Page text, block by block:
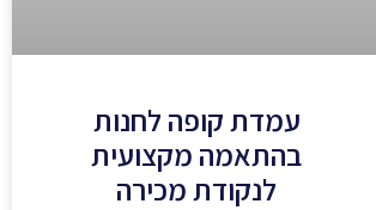
עמדת קופה לחנות
בהתאמה מקצועית
לנקודת מכירה